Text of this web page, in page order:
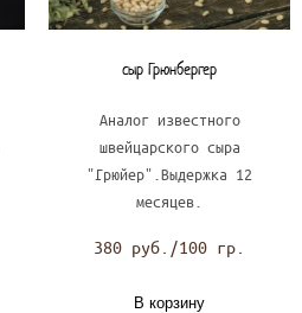
сыр Грюнбергер
Аналог известного
швейцарского сыра
"Грюйер".Выдержка 12
месяцев.
380 руб./100 гр.
В корзину